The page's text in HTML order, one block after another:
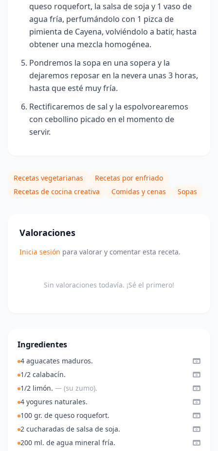
queso roquefort, la salsa de soja y 1 vaso de
agua fría, perfumándolo con 1 pizca de
pimienta de Cayena, volviéndolo a batir, hasta
obtener una mezcla homogénea.
Pondremos la sopa en una sopera y la
dejaremos reposar en la nevera unas 3 horas,
hasta que esté muy fría.
Rectificaremos de sal y la espolvorearemos
con cebollino picado en el momento de
servir.
Recetas vegetarianas
Recetas por enfriado
Recetas de cocina creativa
Comidas y cenas Sopas
Valoraciones
Inicia sesión para valorar y comentar esta receta.
Sin valoraciones todavía. ¡Sé el primero!
Ingredientes
4 aguacates maduros.
1/2 calabacín.
1/2 limón. — (su zumo).
4 yogures naturales.
100 gr. de queso roquefort.
2 cucharadas de salsa de soja.
200 ml. de agua mineral fría.